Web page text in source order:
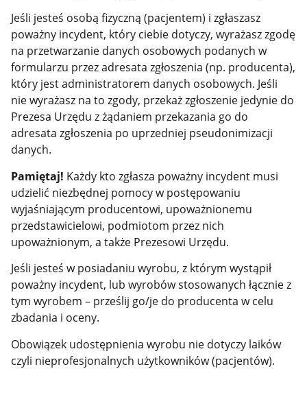
Jeśli jesteś osobą fizyczną (pacjentem) i zgłaszasz
poważny incydent, który ciebie dotyczy, wyrażasz zgodę
na przetwarzanie danych osobowych podanych w
formularzu przez adresata zgłoszenia (np. producenta),
który jest administratorem danych osobowych. Jeśli
nie wyrażasz na to zgody, przekaż zgłoszenie jedynie do
Prezesa Urzędu z żądaniem przekazania go do
adresata zgłoszenia po uprzedniej pseudonimizacji
danych.
Pamiętaj! Każdy kto zgłasza poważny incydent musi
udzielić niezbędnej pomocy w postępowaniu
wyjaśniającym producentowi, upoważnionemu
przedstawicielowi, podmiotom przez nich
upoważnionym, a także Prezesowi Urzędu.
Jeśli jesteś w posiadaniu wyrobu, z którym wystąpił
poważny incydent, lub wyrobów stosowanych łącznie z
tym wyrobem – prześlij go/je do producenta w celu
zbadania i oceny.
Obowiązek udostępnienia wyrobu nie dotyczy laików
czyli nieprofesjonalnych użytkowników (pacjentów).